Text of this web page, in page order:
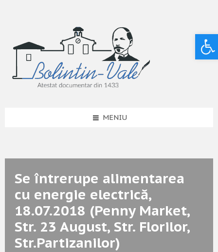
MENIU
Se întrerupe alimentarea
cu energie electrică,
18.07.2018 (Penny Market,
Str. 23 August, Str. Florilor,
Str.Partizanilor)
Deschide bara de unelte